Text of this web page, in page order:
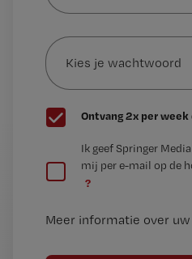
mailadres?
Kies
je
wachtwoord
G
e
t
Ontvang 2x per
e
t
Ik geef Springer
mij per e-mail op de
?
Meer informatie over